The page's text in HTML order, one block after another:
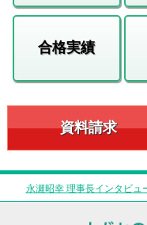
合格実績
資料請求
永瀬昭幸 理事長インタビュ